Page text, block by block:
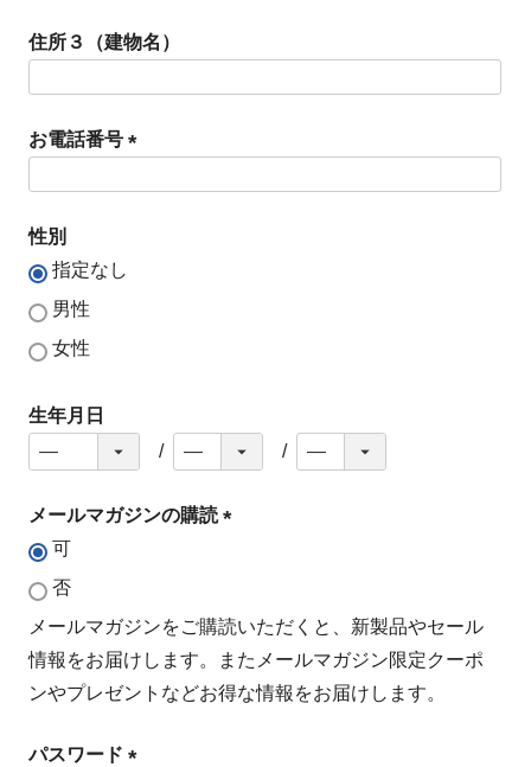
須
住所３（建物名）
お電話番号
性別
指定なし
男性
女性
生年月日
メールマガジンの購読
須
)
可
否
メールマガジンをご購読いただくと、新製品やセール
情報をお届けします。またメールマガジン限定クーポ
ンやプレゼントなどお得な情報をお届けします。
パスワード